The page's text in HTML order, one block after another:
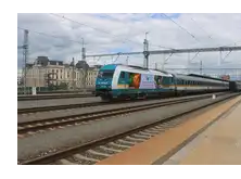
Dieselloks